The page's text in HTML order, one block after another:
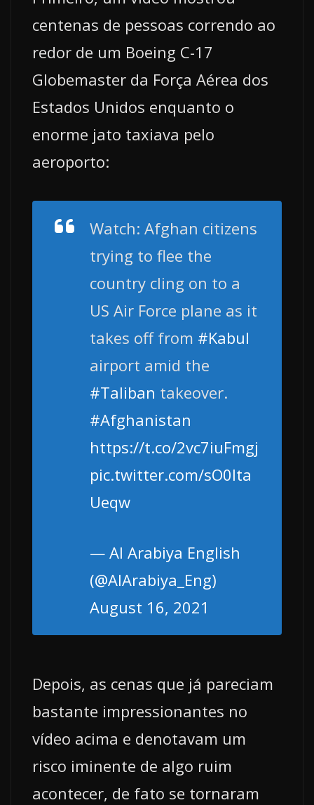
centenas de pessoas correndo ao
redor de um Boeing C-17
Globemaster da Força Aérea dos
Estados Unidos enquanto o
enorme jato taxiava pelo
aeroporto:
Watch: Afghan citizens
trying to flee the
country cling on to a
US Air Force plane as it
takes off from #Kabul
airport amid the
#Taliban takeover.
#Afghanistan
https://t.co/2vc7iuFmgj
pic.twitter.com/sO0lta
Ueqw
— Al Arabiya English
(@AlArabiya_Eng)
August 16, 2021
Depois, as cenas que já pareciam
bastante impressionantes no
vídeo acima e denotavam um
risco iminente de algo ruim
acontecer, de fato se tornaram